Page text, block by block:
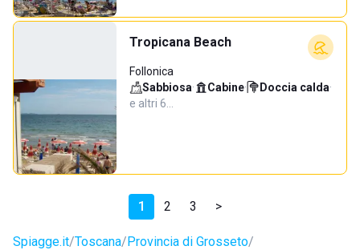
Tropicana Beach
Follonica
Sabbiosa· Cabine· Doccia calda·
e altri 6…
1 2 3 >
Spiagge.it Toscana Provincia di Grosseto